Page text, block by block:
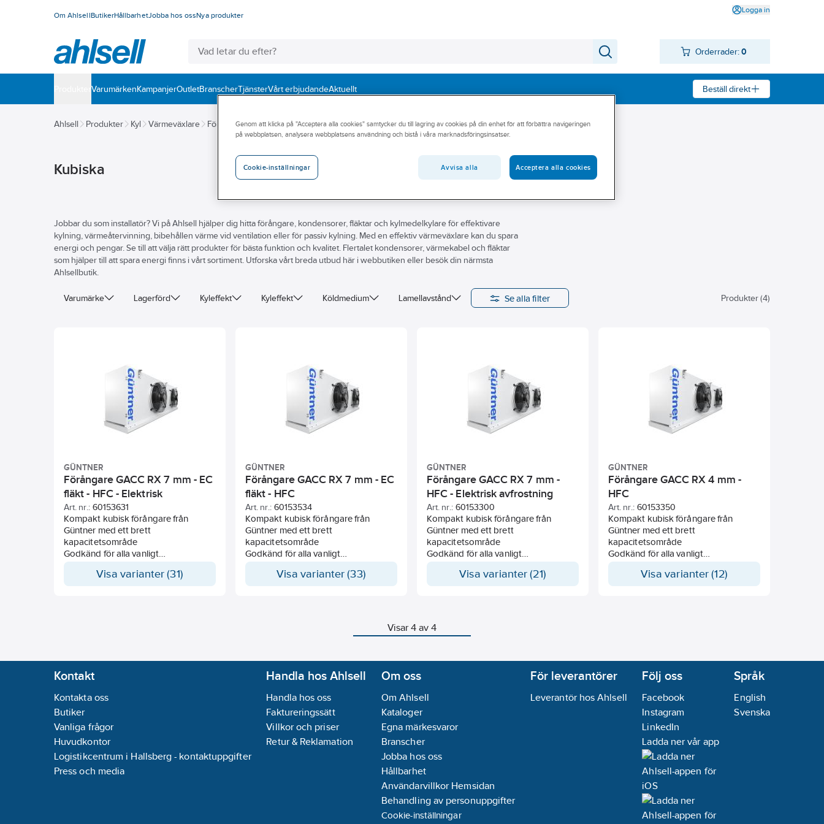
Om AhlsellButikerHållbarhetJobba hos ossNya produkter
Logga in
Orderrader: 0
VarumärkenKampanjerOutletBranscherTjänsterVårt erbjudandeAktuellt Beställ direkt
Ahlsell Produkter Kyl Värmeväxlare Förångare Kyl- & frysrumsförångare - Güntner Kubiska
Kubiska
Jobbar du som installatör? Vi på Ahlsell hjälper dig hitta förångare, kondensorer, fläktar och kylmedelkylare för effektivare
kylning, värmeåtervinning, bibehållen värme vid ventilation eller för passiv kylning. Med en effektiv värmeväxlare kan du spara
energi och pengar. Se till att välja rätt produkter för bästa funktion och kvalitet. Flertalet kondensorer, värmekabel och fläktar
som hjälper till att spara energi finns i vårt sortiment. Utforska vårt breda utbud här i webbutiken eller besök din närmsta
Ahlsellbutik.
Varumärke Lagerförd Kyleffekt Kyleffekt Köldmedium Lamellavstånd Se alla filter Produkter (4)
GÜNTNER
Förångare GACC RX 7 mm - EC
fläkt - HFC - Elektrisk
avfrostning
Art. nr.: 60153631
Kompakt kubisk förångare från
Güntner med ett brett
kapacitetsområde
Godkänd för alla vanligt
marknaden
Enkel åtkomst till alla komponenter
Nomimella effekter är angivna vid
(medeltemp) och för R449A
Effekt min/max med 2-hastighets EC-
motorer som kan kopplas om via
bygling i elboxen.
Elstavar levereras löst för montering
Visa varianter (31)
GÜNTNER
Förångare GACC RX 7 mm - EC
fläkt - HFC
Art. nr.: 60153534
Kompakt kubisk förångare från
Güntner med ett brett
kapacitetsområde
Godkänd för alla vanligt
marknaden
Enkel åtkomst till alla komponenter
Nomimella effekter är angivna vid
(medeltemp) och för R449A
Effekt min/max med 2-hastighets EC-
motorer som kan kopplas om via
Visa varianter (33)
GÜNTNER
Förångare GACC RX 7 mm -
HFC - Elektrisk avfrostning
Art. nr.: 60153300
Kompakt kubisk förångare från
Güntner med ett brett
kapacitetsområde
Godkänd för alla vanligt
marknaden
Sidoplåtaroch droppskål med
gångjärn
Enkel åtkomst till alla komponenter
Nomimella effekter är angivna vid
Visa varianter (21)
GÜNTNER
Förångare GACC RX 4 mm -
HFC
Art. nr.: 60153350
Kompakt kubisk förångare från
Güntner med ett brett
kapacitetsområde
Godkänd för alla vanligt
marknaden
Enkel åtkomst till alla komponenter
Nomimella effekter är angivna vid
(medeltemp) och för R449A
Visa varianter (12)
Visar 4 av 4
Kontakt
Kontakta oss
Butiker
Vanliga frågor
Huvudkontor
Logistikcentrum i Hallsberg - kontaktuppgifter
Press och media
Handla hos Ahlsell
Handla hos oss
Faktureringssätt
Villkor och priser
Retur & Reklamation
Om oss
Om Ahlsell
Kataloger
Egna märkesvaror
Branscher
Jobba hos oss
Hållbarhet
Användarvillkor Hemsidan
Behandling av personuppgifter
Cookie-inställningar
För leverantörer
Leverantör hos Ahlsell
Följ oss
Facebook
Instagram
LinkedIn
Ladda ner vår app
Språk
English
Svenska
Genom att klicka på "Acceptera alla cookies" samtycker du till lagring av cookies på din enhet för att förbättra navigeringen
på webbplatsen, analysera webbplatsens användning och bistå i våra marknadsföringsinsatser.
Cookie-inställningar Avvisa alla Acceptera alla cookies